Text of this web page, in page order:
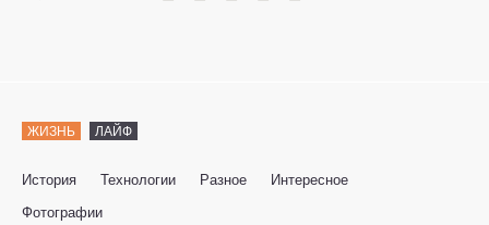
ЖИЗНЬ ЛАЙФ
История Технологии Разное
Интересное
Фотографии